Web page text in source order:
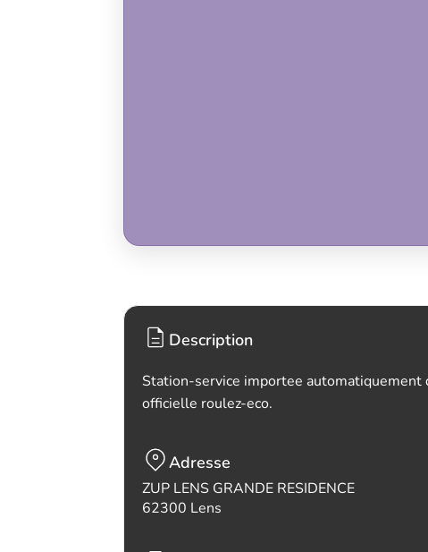
Description
Station-service importee automatiquement
officielle roulez-eco.
Adresse
ZUP LENS GRANDE RESIDENCE
62300 Lens